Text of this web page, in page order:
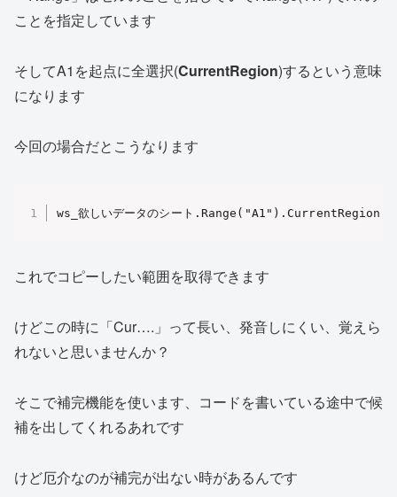
ことを指定しています
そしてA1を起点に全選択(CurrentRegion)するという意味
になります
今回の場合だとこうなります
ws_欲しいデータのシート.Range("A1").CurrentRegion.
これでコピーしたい範囲を取得できます
けどこの時に「Cur….」って長い、発音しにくい、覚えら
れないと思いませんか？
そこで補完機能を使います、コードを書いている途中で候
補を出してくれるあれです
けど厄介なのが補完が出ない時があるんです